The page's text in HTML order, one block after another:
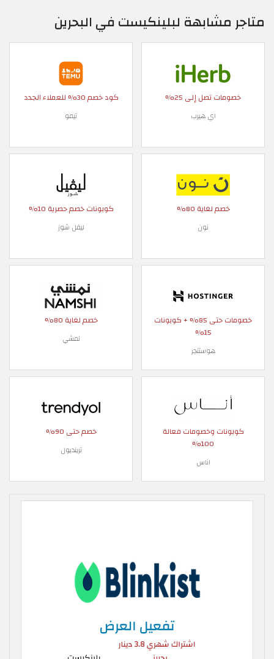
متاجر مشابهة لبلينكيست في البحرين
خصومات تصل إلى 25%
اي هيرب
كود خصم 30% للعملاء الجدد
تيمو
خصم لغاية 80%
نون
كوبونات خصم حصرية 10%
ليفل شوز
خصومات حتى 85% + كوبونات
15%
هوستنجر
خصم لغاية 80%
نمشي
كوبونات وخصومات فعالة
100%
اناس
خصم حتى 90%
ترينديول